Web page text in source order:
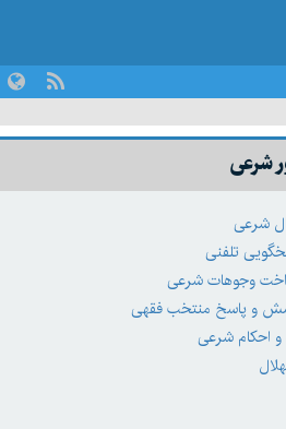
شرعی
شرعی
تلفنی
وجوهات شرعی
و پاسخ منتخب فقهی
و احکام شرعی